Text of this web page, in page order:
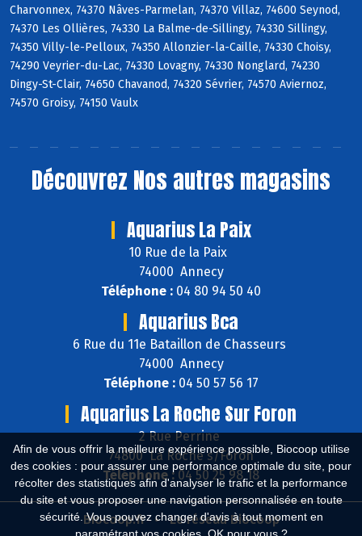
Afin de vous offrir la meilleure expérience possible, Biocoop utilise
des cookies : pour assurer une performance optimale du site, pour
récolter des statistiques afin d'analyser le trafic et la performance
du site et vous proposer une navigation personnalisée en toute
sécurité. Vous pouvez changer d'avis à tout moment en
Charvonnex, 74370 Nâves-Parmelan, 74370 Villaz, 74600 Seynod,
74370 Les Ollières, 74330 La Balme-de-Sillingy, 74330 Sillingy,
74350 Villy-le-Pelloux, 74350 Allonzier-la-Caille, 74330 Choisy,
74290 Veyrier-du-Lac, 74330 Lovagny, 74330 Nonglard, 74230
Dingy-St-Clair, 74650 Chavanod, 74320 Sévrier, 74570 Aviernoz,
74570 Groisy, 74150 Vaulx
Découvrez Nos autres magasins
Aquarius La Paix
10 Rue de la Paix
74000 Annecy
Téléphone : 04 80 94 50 40
Aquarius Bca
6 Rue du 11e Bataillon de Chasseurs
74000 Annecy
Téléphone : 04 50 57 56 17
Aquarius La Roche Sur Foron
2 Rue Perrine
74800 La Roche s/Foron
Téléphone :04 50 25 98 18
Biocoop.fr
Le réseau Biocoop